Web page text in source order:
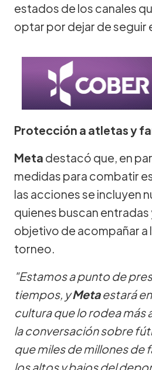
estados de los canales
optar por dejar de seguir
Protección a atletas y
Meta destacó que, en
medidas para combatir
las acciones se incluyen
quienes buscan
objetivo de acompañar a
torneo.
"Estamos a punto de
tiempos, yMetaestará
cultura que lo rodea más
la conversación sobre
que miles de millones de
los altos y bajos del